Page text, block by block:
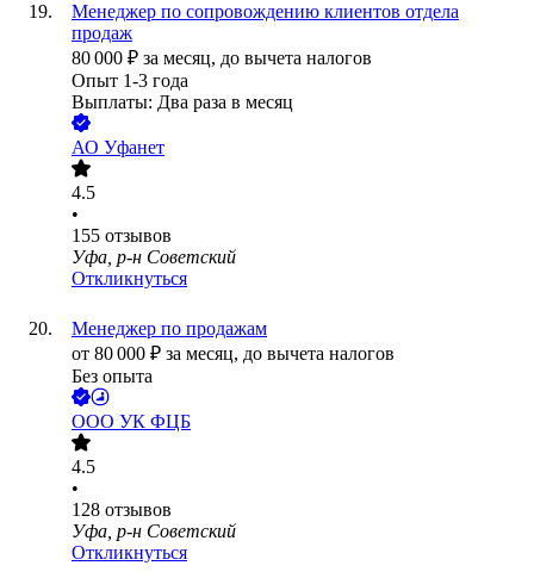
Менеджер по сопровождению клиентов отдела
продаж
80 000 ₽ за месяц, до вычета налогов
Опыт 1-3 года
Выплаты: Два раза в месяц
АО Уфанет
4.5
•
155 отзывов
Уфа, р-н Советский
Откликнуться
Менеджер по продажам
от 80 000 ₽ за месяц, до вычета налогов
Без опыта
ООО УК ФЦБ
4.5
•
128 отзывов
Уфа, р-н Советский
Откликнуться